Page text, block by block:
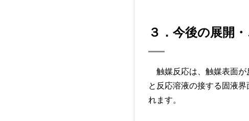
３．今後の展開
触媒反応は、触媒表面が
と反応溶液の接する固液
れます。